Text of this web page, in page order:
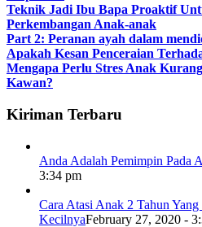
Teknik Jadi Ibu Bapa Proaktif
Perkembangan Anak-anak
Part 2: Peranan ayah dalam
Apakah Kesan Penceraian
Mengapa Perlu Stres Anak
Kawan?
Kiriman Terbaru
Anda Adalah Pemimpin Pada
3:34 pm
Cara Atasi Anak 2 Tahun
KecilnyaFebruary 27, 2020 -